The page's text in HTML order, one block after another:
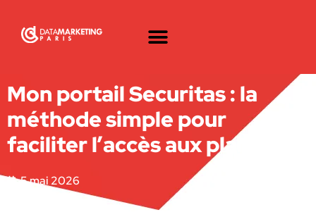
Mon portail Securitas : la
méthode simple pour
faciliter l’accès aux plannings
5 mai 2026